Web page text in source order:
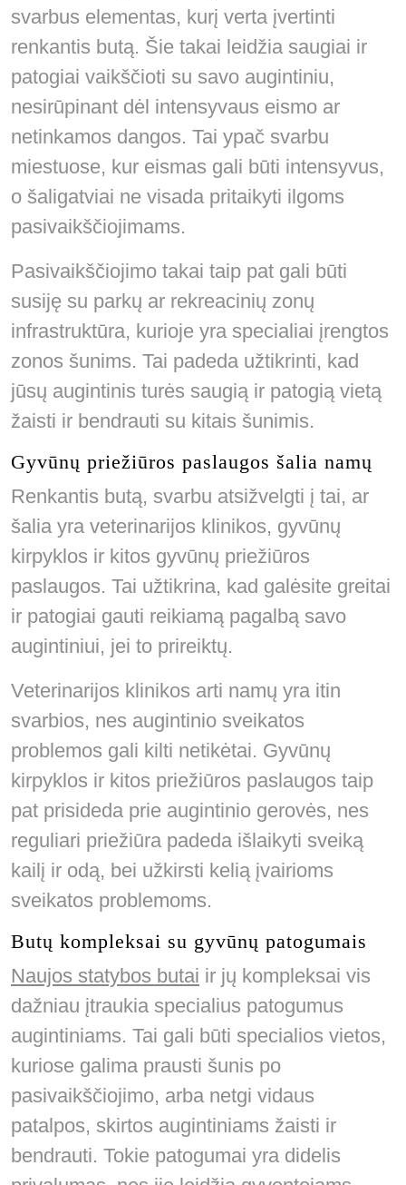
svarbus elementas, kurį verta įvertinti
renkantis butą. Šie takai leidžia saugiai ir
patogiai vaikščioti su savo augintiniu,
nesirūpinant dėl intensyvaus eismo ar
netinkamos dangos. Tai ypač svarbu
miestuose, kur eismas gali būti intensyvus,
o šaligatviai ne visada pritaikyti ilgoms
pasivaikščiojimams.
Pasivaikščiojimo takai taip pat gali būti
susiję su parkų ar rekreacinių zonų
infrastruktūra, kurioje yra specialiai įrengtos
zonos šunims. Tai padeda užtikrinti, kad
jūsų augintinis turės saugią ir patogią vietą
žaisti ir bendrauti su kitais šunimis.
Gyvūnų priežiūros paslaugos šalia namų
Renkantis butą, svarbu atsižvelgti į tai, ar
šalia yra veterinarijos klinikos, gyvūnų
kirpyklos ir kitos gyvūnų priežiūros
paslaugos. Tai užtikrina, kad galėsite greitai
ir patogiai gauti reikiamą pagalbą savo
augintiniui, jei to prireiktų.
Veterinarijos klinikos arti namų yra itin
svarbios, nes augintinio sveikatos
problemos gali kilti netikėtai. Gyvūnų
kirpyklos ir kitos priežiūros paslaugos taip
pat prisideda prie augintinio gerovės, nes
reguliari priežiūra padeda išlaikyti sveiką
kailį ir odą, bei užkirsti kelią įvairioms
sveikatos problemoms.
Butų kompleksai su gyvūnų patogumais
Naujos statybos butai ir jų kompleksai vis
dažniau įtraukia specialius patogumus
augintiniams. Tai gali būti specialios vietos,
kuriose galima prausti šunis po
pasivaikščiojimo, arba netgi vidaus
patalpos, skirtos augintiniams žaisti ir
bendrauti. Tokie patogumai yra didelis